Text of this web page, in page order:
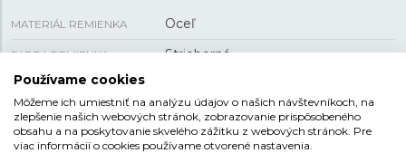
MATERIÁL REMIENKA Oceľ
FARBA REMIENKA Strieborná
ROZTEČ
SPONA Preklápacia
Používame cookies
Môžeme ich umiestniť na analýzu údajov o našich návštevníkoch, na
zlepšenie našich webových stránok, zobrazovanie prispôsobeného
obsahu a na poskytovanie skvelého zážitku z webových stránok. Pre
viac informácií o cookies používame otvorené nastavenia.